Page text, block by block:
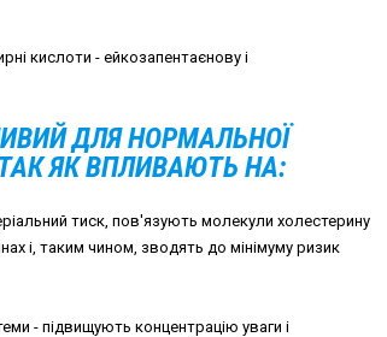
кислоти - ейкозапентаєнову і
ДЛЯ НОРМАЛЬНОЇ
ЯК ВПЛИВАЮТЬ НА:
тиск, пов'язують молекули холестерину
і, таким чином, зводять до мінімуму ризик
- підвищують концентрацію уваги і